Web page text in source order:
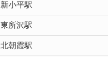
新小平駅
東所沢駅
北朝霞駅